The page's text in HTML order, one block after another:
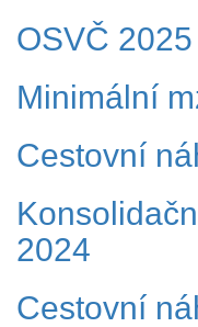
OSVČ 2025
Minimální
Cestovní
2024
Cestovní